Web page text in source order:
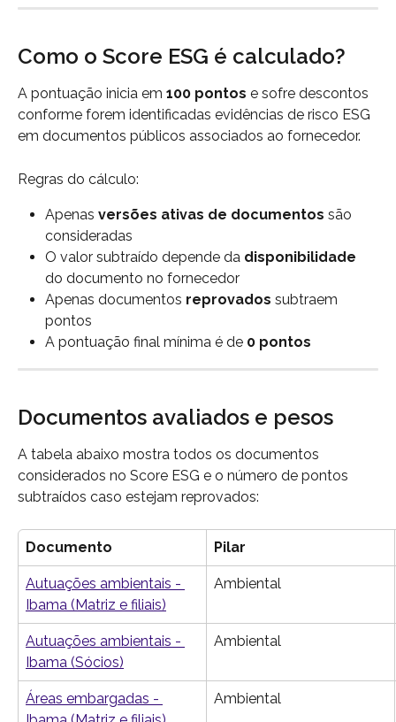
Como o Score ESG é calculado?
A pontuação inicia em 100 pontos e sofre descontos
conforme forem identificadas evidências de risco ESG
em documentos públicos associados ao fornecedor.
Regras do cálculo:
Apenas versões ativas de documentos são
consideradas
O valor subtraído depende da disponibilidade
do documento no fornecedor
Apenas documentos reprovados subtraem
pontos
A pontuação final mínima é de 0 pontos
Documentos avaliados e pesos
A tabela abaixo mostra todos os documentos
considerados no Score ESG e o número de pontos
subtraídos caso estejam reprovados:
Documento Pilar
Autuações ambientais -
Ibama (Matriz e filiais)
Ambiental
Autuações ambientais -
Ibama (Sócios)
Ambiental
Áreas embargadas -
Ambiental